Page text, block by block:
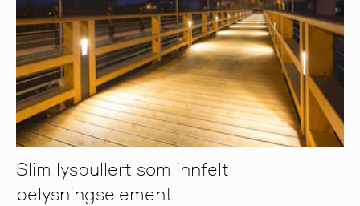
om oss
kontakt
Slim lyspullert som innfelt
belysningselement